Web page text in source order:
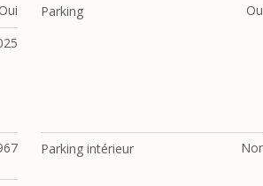
Oui Parking
Parking intérieur